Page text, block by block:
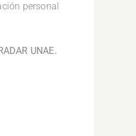
personal
UNAE.